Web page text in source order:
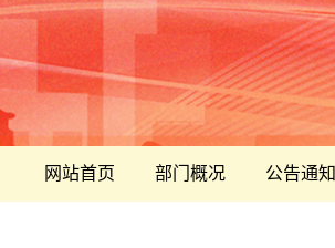
网站首页 部门概况 公告通知